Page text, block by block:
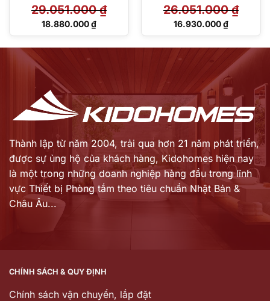
29.051.000₫
Giá
18.880.000₫
Giá
26.051.000₫
Giá
26.051.000 ₫.
16.930.000₫
Giá
16.930.000 ₫.
Thành lập từ năm 2004, trải qua hơn 21 năm phát triển,
được sự ủng hộ của khách hàng, Kidohomes hiện nay
là một trong những doanh nghiệp hàng đầu trong lĩnh
vực Thiết bị Phòng tắm theo tiêu chuẩn Nhật Bản &
Châu Âu...
CHÍNH SÁCH & QUY ĐỊNH
Chính sách vận chuyển, lắp đặt